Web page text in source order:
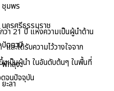
ชุมพร
นครศรีธรรมราช
ปัตตานี
พัทลุง
ยะลา
า 21 ปี แห่งความเป็นผู้นำด้าน
ละได้รับความไว้วางใจจาก
เป็นผู้นำ ในอันดับต้นๆ ในพื้นที่
จนปัจจุบัน